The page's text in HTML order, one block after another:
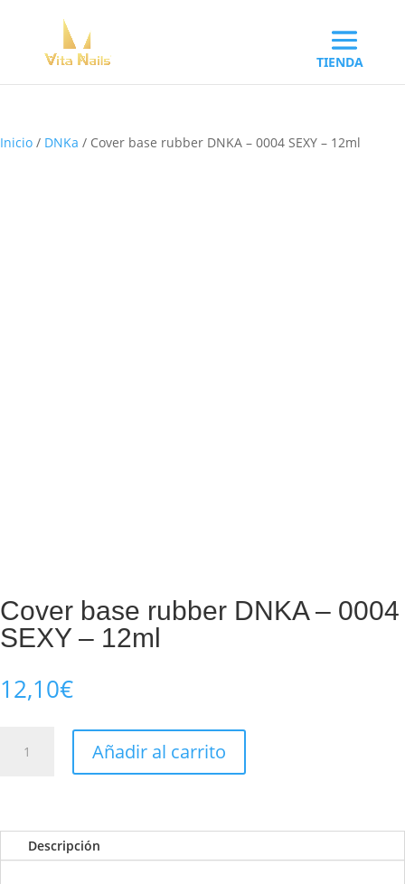
Inicio / DNKa / Cover base rubber DNKA – 0004 SEXY – 12ml
Cover base rubber DNKA – 0004
SEXY – 12ml
12,10€
base
SEXY
Añadir al carrito
Descripción